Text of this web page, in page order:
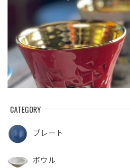
CATEGORY
プレート
ボウル